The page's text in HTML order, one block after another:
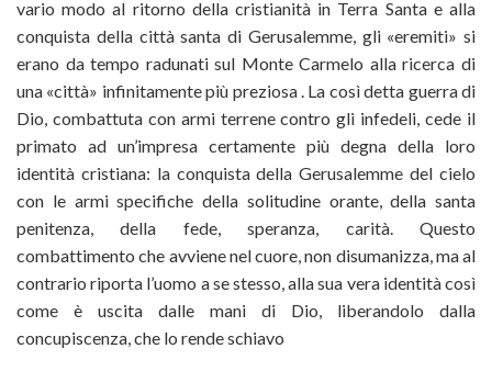
vario modo al ritorno della cristianità in Terra Santa e alla
conquista della città santa di Gerusalemme, gli «eremiti» si
erano da tempo radunati sul Monte Carmelo alla ricerca di
una «città» infinitamente più preziosa . La così detta guerra di
Dio, combattuta con armi terrene contro gli infedeli, cede il
primato ad un’impresa certamente più degna della loro
identità cristiana: la conquista della Gerusalemme del cielo
con le armi specifiche della solitudine orante, della santa
penitenza, della fede, speranza, carità. Questo
combattimento che avviene nel cuore, non disumanizza, ma al
contrario riporta l’uomo a se stesso, alla sua vera identità così
come è uscita dalle mani di Dio, liberandolo dalla
concupiscenza, che lo rende schiavo